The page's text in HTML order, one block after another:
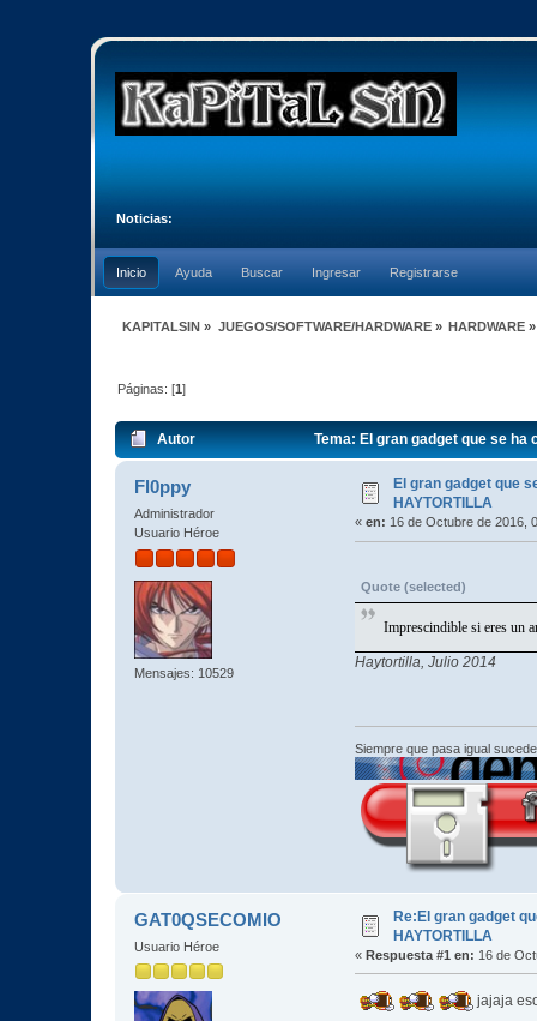
Noticias:
Inicio Ayuda Buscar Ingresar Registrarse
KAPITALSIN » JUEGOS/SOFTWARE/HARDWARE» HARDWARE»
Páginas: [1]
Autor Tema: El gran gadget que se ha
Fl0ppy
Administrador
Usuario Héroe
Mensajes: 10529
El gran gadget que
HAYTORTILLA
« en: 16 de Octubre de 2016,
Quote (selected)
Imprescindible si eres un
Haytortilla, Julio 2014
Siempre que pasa igual
GAT0QSECOMIO
Usuario Héroe
Re:El gran gadget
HAYTORTILLA
« Respuesta #1 en: 16 de
jajaja